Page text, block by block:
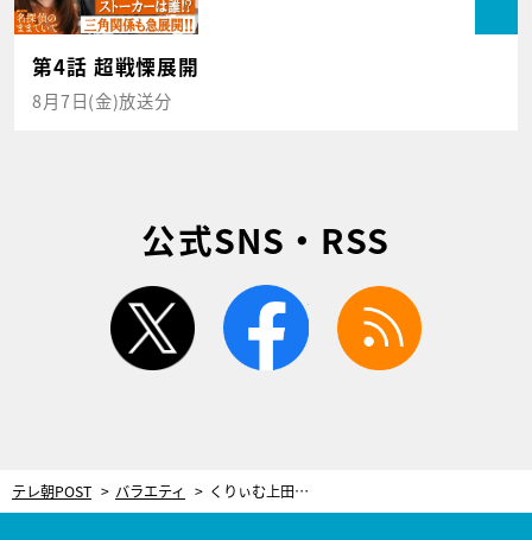
第4話 超戦慄展開
8月7日(金)放送分
公式SNS・RSS
twitter facebook
テレ朝POST バラエティ くりぃむ上田、人気芸人のせいで番組収録中に負傷…「人生ではじめてだった」衝撃の理由